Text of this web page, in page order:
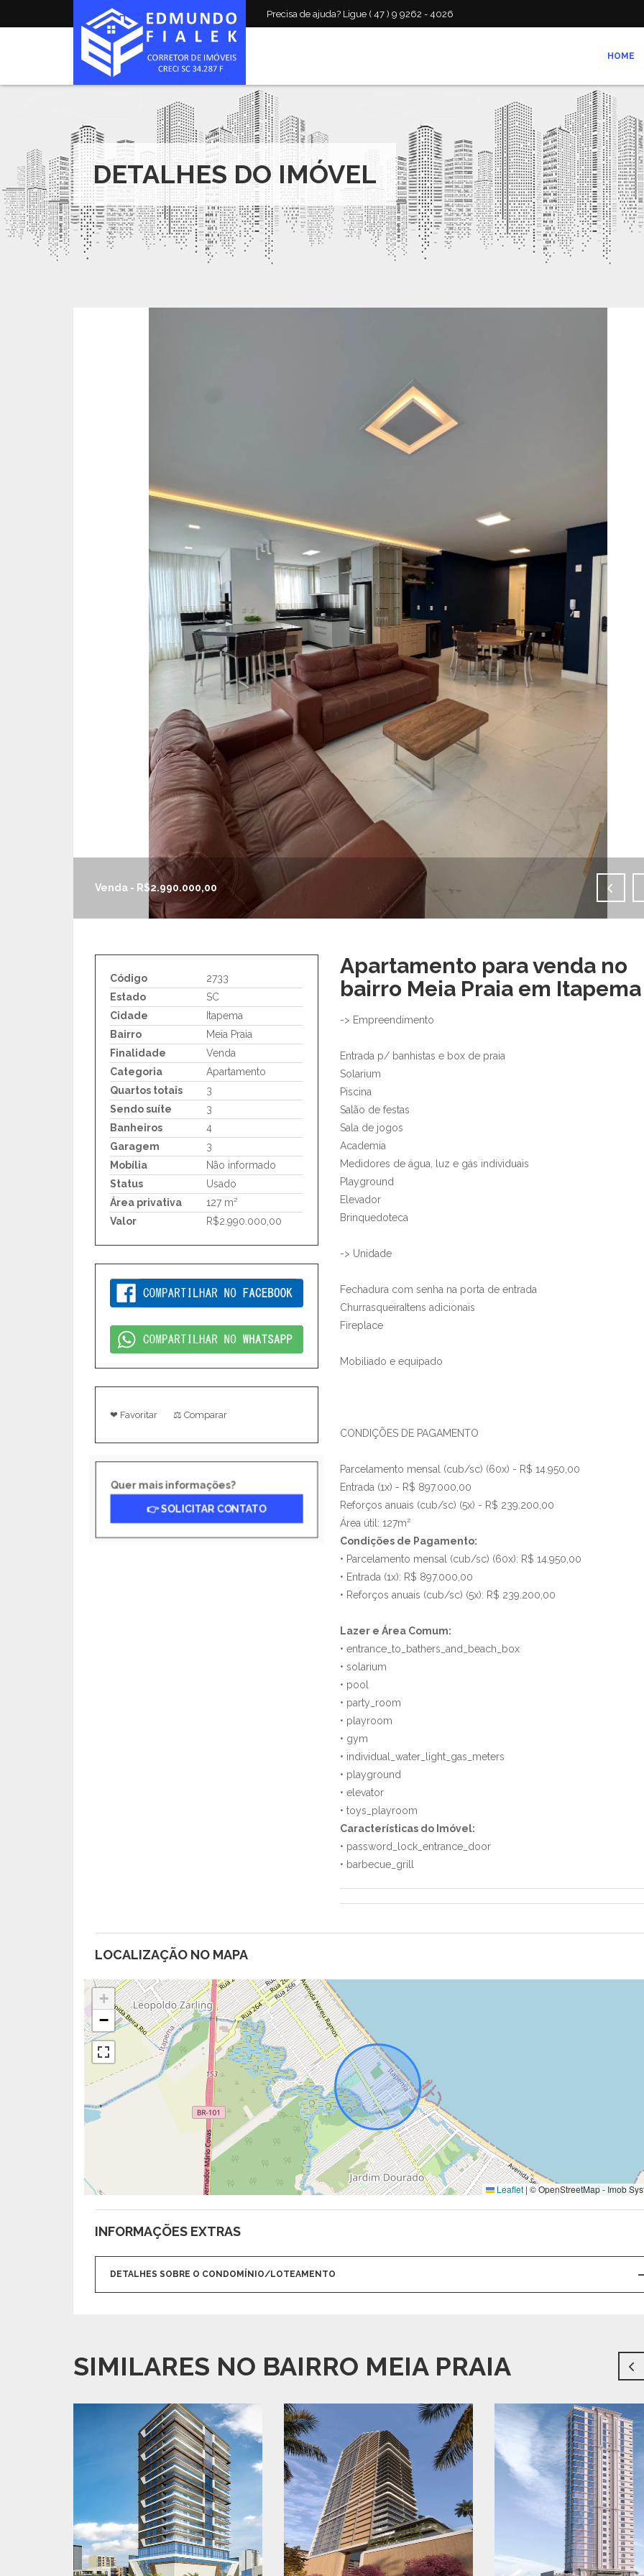
Precisa de ajuda? Ligue ( 47 ) 9 9262 - 4026
HOME
DETALHES DO IMÓVEL
Venda - R$2.990.000,00
Código
2733
Estado
SC
Cidade
Itapema
Bairro
Meia Praia
Finalidade
Venda
Categoria
Apartamento
Quartos totais
3
Sendo suíte
3
Banheiros
4
Garagem
3
Mobília
Não informado
Status
Usado
Área privativa
127 m²
Valor
R$2.990.000,00
❤ Favoritar ⚖ Comparar
Quer mais informações?
👉 SOLICITAR CONTATO
Apartamento para venda no
bairro Meia Praia em Itapema
-> Empreendimento
Entrada p/ banhistas e box de praia
Solarium
Piscina
Salão de festas
Sala de jogos
Academia
Medidores de água, luz e gás individuais
Playground
Elevador
Brinquedoteca
-> Unidade
Fechadura com senha na porta de entrada
ChurrasqueiraItens adicionais
Fireplace
Mobiliado e equipado
CONDIÇÕES DE PAGAMENTO
Parcelamento mensal (cub/sc) (60x) - R$ 14.950,00
Entrada (1x) - R$ 897.000,00
Reforços anuais (cub/sc) (5x) - R$ 239.200,00
Área útil: 127m²
Condições de Pagamento:
• Parcelamento mensal (cub/sc) (60x): R$ 14.950,00
• Entrada (1x): R$ 897.000,00
• Reforços anuais (cub/sc) (5x): R$ 239.200,00
Lazer e Área Comum:
• entrance_to_bathers_and_beach_box
• solarium
• pool
• party_room
• playroom
• gym
• individual_water_light_gas_meters
• playground
• elevator
• toys_playroom
Características do Imóvel:
• password_lock_entrance_door
• barbecue_grill
LOCALIZAÇÃO NO MAPA
+
−
Leaflet | © OpenStreetMap - Imob
INFORMAÇÕES EXTRAS
DETALHES SOBRE O CONDOMÍNIO/LOTEAMENTO
SIMILARES NO BAIRRO MEIA PRAIA